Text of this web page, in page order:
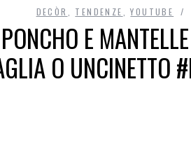
DECÒR TENDENZE ,YOUTUBE
E
O UNCINETTO